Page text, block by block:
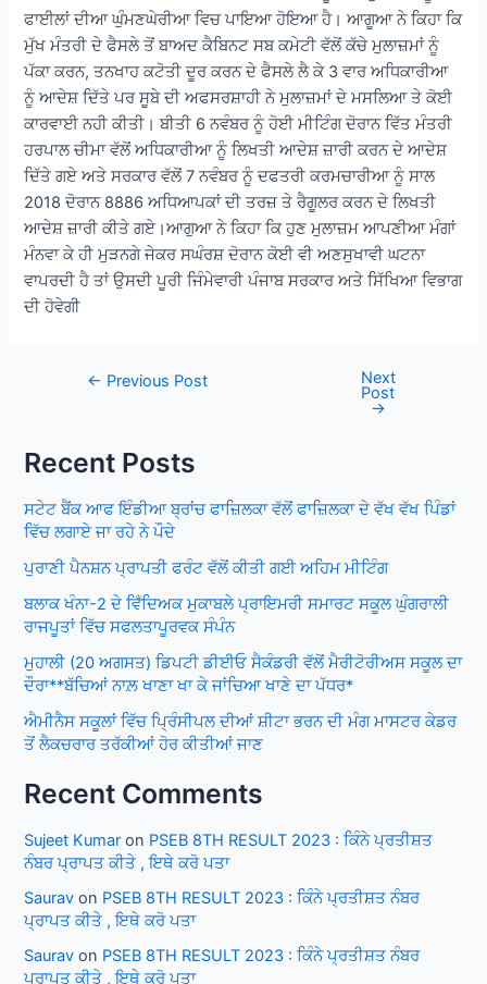
ਫਾਈਲਾਂ ਦੀਆ ਘੁੰਮਣਘੇਰੀਆ ਵਿਚ ਪਾਇਆ ਹੋਇਆ ਹੈ। ਆਗੂਆ ਨੇ ਕਿਹਾ ਕਿ
ਮੁੱਖ ਮੰਤਰੀ ਦੇ ਫੈਸਲੇ ਤੋਂ ਬਾਅਦ ਕੈਬਿਨਟ ਸਬ ਕਮੇਟੀ ਵੱਲੋਂ ਕੱਚੇ ਮੁਲਾਜ਼ਮਾਂ ਨੂੰ
ਪੱਕਾ ਕਰਨ, ਤਨਖਾਹ ਕਟੋਤੀ ਦੂਰ ਕਰਨ ਦੇ ਫੈਸਲੇ ਲੈ ਕੇ 3 ਵਾਰ ਅਧਿਕਾਰੀਆ
ਨੂੰ ਆਦੇਸ਼ ਦਿੱਤੇ ਪਰ ਸੂਬੇ ਦੀ ਅਫਸਰਸ਼ਾਹੀ ਨੇ ਮੁਲਾਜ਼ਮਾਂ ਦੇ ਮਸਲਿਆ ਤੇ ਕੋਈ
ਕਾਰਵਾਈ ਨਹੀ ਕੀਤੀ। ਬੀਤੀ 6 ਨਵੰਬਰ ਨੂੰ ਹੋਈ ਮੀਟਿੰਗ ਦੋਰਾਨ ਵਿੱਤ ਮੰਤਰੀ
ਹਰਪਾਲ ਚੀਮਾ ਵੱਲੋਂ ਅਧਿਕਾਰੀਆ ਨੂੰ ਲਿਖਤੀ ਆਦੇਸ਼ ਜ਼ਾਰੀ ਕਰਨ ਦੇ ਆਦੇਸ਼
ਦਿੱਤੇ ਗਏ ਅਤੇ ਸਰਕਾਰ ਵੱਲੋਂ 7 ਨਵੰਬਰ ਨੂੰ ਦਫਤਰੀ ਕਰਮਚਾਰੀਆ ਨੂੰ ਸਾਲ
2018 ਦੋਰਾਨ 8886 ਅਧਿਆਪਕਾਂ ਦੀ ਤਰਜ਼ ਤੇ ਰੈਗੂਲਰ ਕਰਨ ਦੇ ਲਿਖਤੀ
ਆਦੇਸ਼ ਜ਼ਾਰੀ ਕੀਤੇ ਗਏ।ਆਗੁਆ ਨੇ ਕਿਹਾ ਕਿ ਹੁਣ ਮੁਲਾਜ਼ਮ ਆਪਣੀਆ ਮੰਗਾਂ
ਮੰਨਵਾ ਕੇ ਹੀ ਮੁੜਨਗੇ ਜੇਕਰ ਸਘੰਰਸ਼ ਦੋਰਾਨ ਕੋਈ ਵੀ ਅਣਸੁਖਾਵੀ ਘਟਨਾ
ਵਾਪਰਦੀ ਹੈ ਤਾਂ ਉਸਦੀ ਪੂਰੀ ਜਿੰਮੇਵਾਰੀ ਪੰਜਾਬ ਸਰਕਾਰ ਅਤੇ ਸਿੱਖਿਆ ਵਿਭਾਗ
ਦੀ ਹੋਵੇਗੀ
Post← Previous Post Next
Post
→
Recent Posts
ਸਟੇਟ ਬੈਂਕ ਆਫ ਇੰਡੀਆ ਬ੍ਰਾਂਚ ਫਾਜ਼ਿਲਕਾ ਵੱਲੋਂ ਫਾਜ਼ਿਲਕਾ ਦੇ ਵੱਖ ਵੱਖ ਪਿੰਡਾਂ
ਵਿੱਚ ਲਗਾਏ ਜਾ ਰਹੇ ਨੇ ਪੌਦੇ
ਪੁਰਾਣੀ ਪੈਨਸ਼ਨ ਪ੍ਰਾਪਤੀ ਫਰੰਟ ਵੱਲੋਂ ਕੀਤੀ ਗਈ ਅਹਿਮ ਮੀਟਿੰਗ
ਬਲਾਕ ਖੰਨਾ-2 ਦੇ ਵਿਁਦਿਅਕ ਮੁਕਾਬਲੇ ਪ੍ਰਾਇਮਰੀ ਸਮਾਰਟ ਸਕੂਲ ਘੁੰਗਰਾਲੀ
ਰਾਜਪੂਤਾਂ ਵਿੱਚ ਸਫਲਤਾਪੂਰਵਕ ਸੰਪੰਨ
ਮੁਹਾਲੀ (20 ਅਗਸਤ) ਡਿਪਟੀ ਡੀਈਓ ਸੈਕੰਡਰੀ ਵੱਲੋਂ ਮੈਰੀਟੋਰੀਅਸ ਸਕੂਲ ਦਾ
ਦੌਰਾ**ਬੱਚਿਆਂ ਨਾਲ਼ ਖਾਣਾ ਖਾ ਕੇ ਜਾਂਚਿਆ ਖਾਣੇ ਦਾ ਪੱਧਰ*
ਐਮੀਨੈਸ ਸਕੂਲਾਂ ਵਿੱਚ ਪ੍ਰਿੰਸੀਪਲ ਦੀਆਂ ਸ਼ੀਟਾ ਭਰਨ ਦੀ ਮੰਗ ਮਾਸਟਰ ਕੇਡਰ
ਤੋਂ ਲੈਕਚਰਾਰ ਤਰੱਕੀਆਂ ਹੋਰ ਕੀਤੀਆਂ ਜਾਣ
Recent Comments
Sujeet Kumar on PSEB 8TH RESULT 2023 : ਕਿੰਨੇ ਪ੍ਰਤੀਸ਼ਤ
ਨੰਬਰ ਪ੍ਰਾਪਤ ਕੀਤੇ , ਇਥੇ ਕਰੋ ਪਤਾ
Saurav on PSEB 8TH RESULT 2023 : ਕਿੰਨੇ ਪ੍ਰਤੀਸ਼ਤ ਨੰਬਰ
ਪ੍ਰਾਪਤ ਕੀਤੇ , ਇਥੇ ਕਰੋ ਪਤਾ
Saurav on PSEB 8TH RESULT 2023 : ਕਿੰਨੇ ਪ੍ਰਤੀਸ਼ਤ ਨੰਬਰ
ਪ੍ਰਾਪਤ ਕੀਤੇ , ਇਥੇ ਕਰੋ ਪਤਾ